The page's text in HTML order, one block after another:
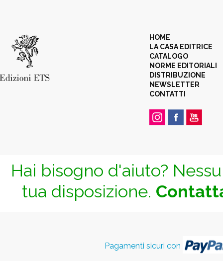
HOME
LA CASA EDITRICE
CATALOGO
NORME EDITORIALI
DISTRIBUZIONE
NEWSLETTER
CONTATTI
Hai bisogno d'aiuto?
tua disposizione.
Pagamenti sicuri con